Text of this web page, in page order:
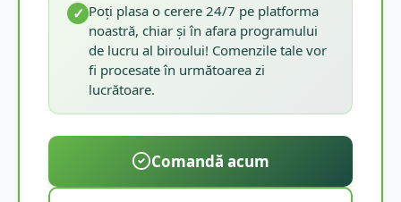
✓ Poți plasa o cerere 24/7 pe platforma
noastră, chiar și în afara programului
de lucru al biroului! Comenzile tale vor
fi procesate în următoarea zi
lucrătoare.
Comandă acum